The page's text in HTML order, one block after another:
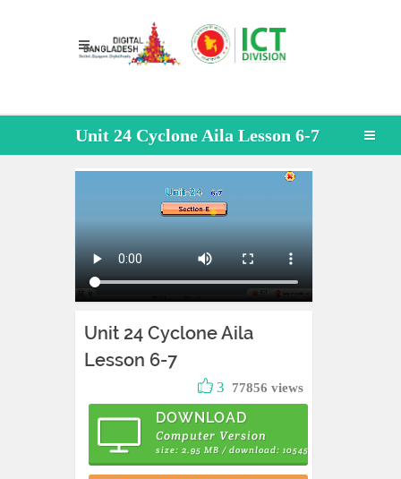
Unit 24 Cyclone Aila Lesson 6-7
Unit 24 Cyclone Aila
Lesson 6-7
3 77856 views
DOWNLOAD
Computer Version
size: 2.95 MB / download: 10545